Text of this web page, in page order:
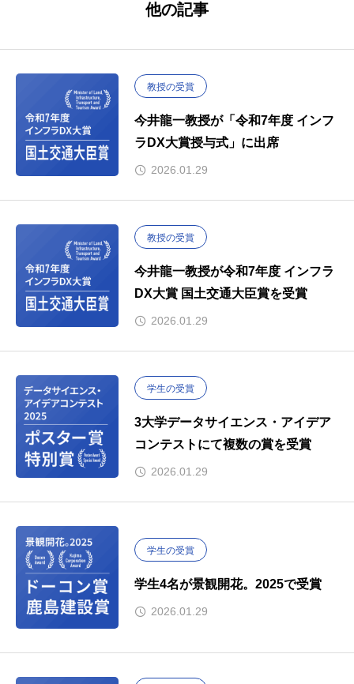
他の記事
教授の受賞
今井龍一教授が「令和7年度 インフ
ラDX大賞授与式」に出席
2026.01.29
教授の受賞
今井龍一教授が令和7年度 インフラ
DX大賞 国土交通大臣賞を受賞
2026.01.29
学生の受賞
3大学データサイエンス・アイデア
コンテストにて複数の賞を受賞
2026.01.29
学生の受賞
学生4名が景観開花。2025で受賞
2026.01.29